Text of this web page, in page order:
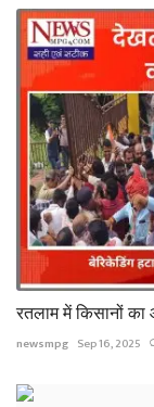
रतलाम में किसानों
newsmpg Sep 16, 2025